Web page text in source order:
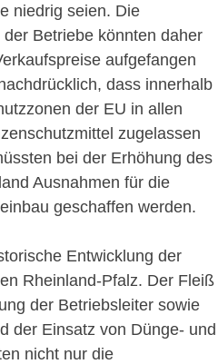
niedrig seien. Die
Betriebe könnten daher
aufgefangen
dass innerhalb
der EU in allen
zugelassen
bei der Erhöhung des
Ausnahmen für die
geschaffen werden.
Entwicklung der
Rheinland-Pfalz. Der Fleiß
der Betriebsleiter sowie
der Einsatz von Dünge- und
nicht nur die